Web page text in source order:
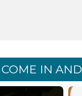
COME IN